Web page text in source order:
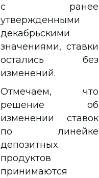
с ранее
утвержденными
декабрьскими
значениями, ставки
остались без
изменений.
Отмечаем, что
решение об
изменении ставок
по линейке
депозитных
продуктов
принимаются